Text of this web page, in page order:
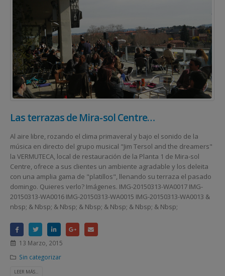
Las terrazas de Mira-sol Centre…
Al aire libre, rozando el clima primaveral y bajo el sonido de la
música en directo del grupo musical "Jim Tersol and the dreamers"
la VERMUTECA, local de restauración de la Planta 1 de Mira-sol
Centre, ofrece a sus clientes un ambiente agradable y los deleita
con una amplia gama de "platillos", llenando su terraza el pasado
domingo. Quieres verlo? Imágenes. IMG-20150313-WA0017 IMG-
20150313-WA0016 IMG-20150313-WA0015 IMG-20150313-WA0013 &
nbsp; & Nbsp; & Nbsp; & Nbsp; & Nbsp; & Nbsp; & Nbsp;
13 Marzo, 2015
Sin categorizar
LEER MÁS...